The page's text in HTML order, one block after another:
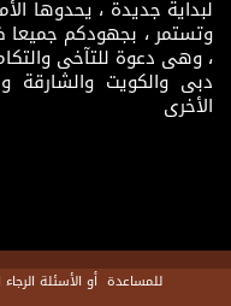
لبداية جديدة ، يحدوها
وتستمر ، بجهودكم جميعا
، وهى دعوة للتآخى
دبى والكويت والشارقة
الأخرى
للمساعدة أو الأسئلة